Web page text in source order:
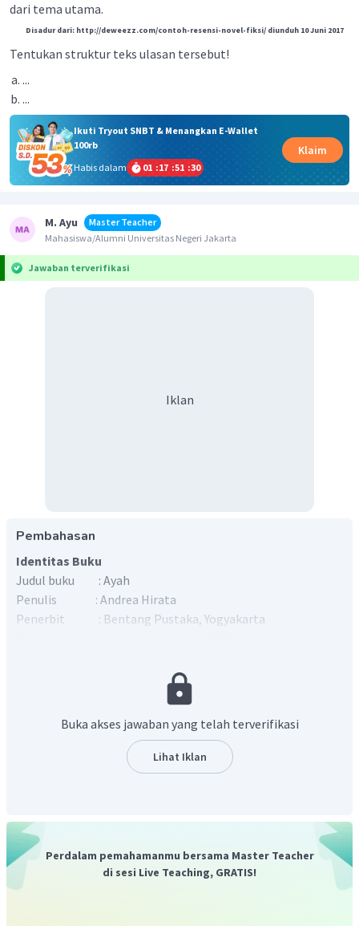
dari tema utama.
Disadur dari: http://deweezz.com/contoh-resensi-novel-fiksi/ diunduh 10 Juni 2017
Tentukan struktur teks ulasan tersebut!
...
...
Ikuti Tryout SNBT & Menangkan E-Wallet
100rb
Habis dalam
01 :17 :51 :29
Klaim
M. Ayu
Master Teacher
Mahasiswa/Alumni Universitas Negeri Jakarta
Jawaban terverifikasi
Iklan
Pembahasan
Identitas Buku
Judul buku : Ayah
Penulis : Andrea Hirata
Penerbit : Bentang Pustaka, Yogyakarta
Orientasi/ Sinopsis
Buka akses jawaban yang telah terverifikasi
Lihat Iklan
Perdalam pemahamanmu bersama Master Teacher
di sesi Live Teaching, GRATIS!